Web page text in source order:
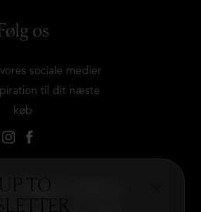
TO
os
sociale medier
til dit næste
køb
dig vores